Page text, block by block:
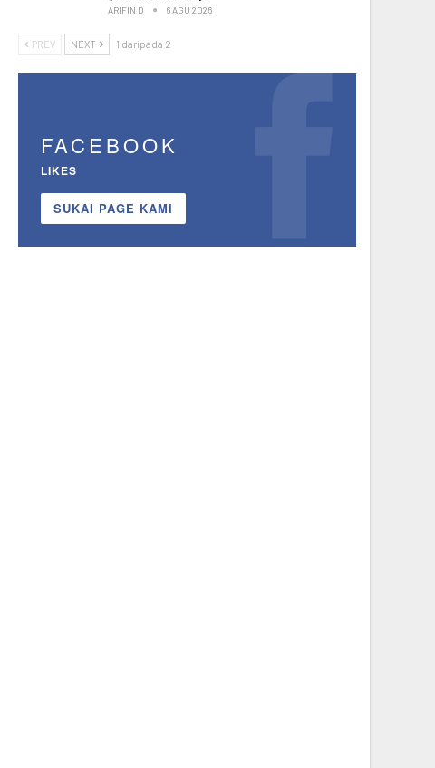
ARIFIN D 6 AGU 2026
PREV NEXT 1 daripada 2
FACEBOOK
LIKES
SUKAI PAGE KAMI